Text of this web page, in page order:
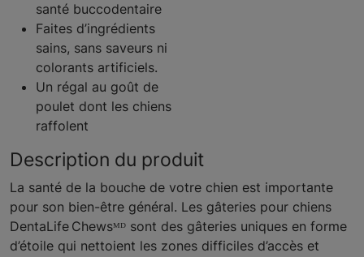
santé buccodentaire
Faites d’ingrédients
sains, sans saveurs ni
colorants artificiels.
Un régal au goût de
poulet dont les chiens
raffolent
Description du produit
La santé de la bouche de votre chien est importante
pour son bien-être général. Les gâteries pour chiens
DentaLife Chewsᴹᴰ sont des gâteries uniques en forme
d’étoile qui nettoient les zones difficiles d’accès et